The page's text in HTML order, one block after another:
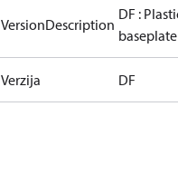
VersionDescription
DF :
baseplate
Verzija DF